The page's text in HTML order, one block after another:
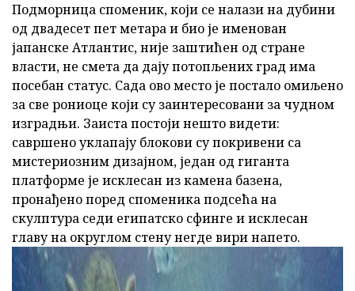
Подморница споменик, који се налази на дубини
од двадесет пет метара и био је именован
јапанске Атлантис, није заштићен од стране
власти, не смета да дају потопљених град има
посебан статус. Сада ово место је постало омиљено
за све рониоце који су заинтересовани за чудном
изградњи. Заиста постоји нешто видети:
савршено уклапају блокови су покривени са
мистериозним дизајном, један од гиганта
платформе је исклесан из камена базена,
пронађено поред споменика подсећа на
скулптура седи египатско сфинге и исклесан
главу на округлом стену негде вири напето.